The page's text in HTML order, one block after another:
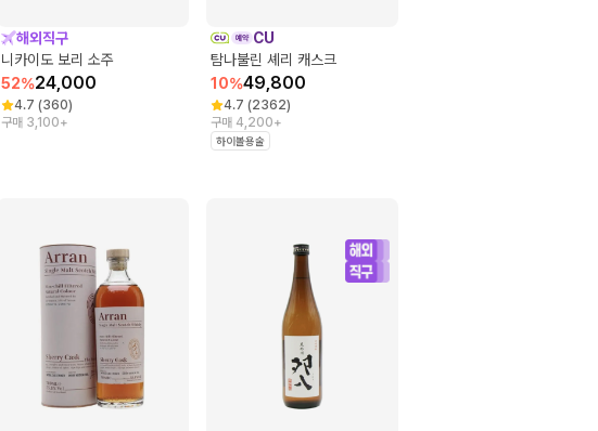
해외직구
니카이도 보리 소주
52%24,000
4.7 (360)
구매 3,100+
CU
탐나불린 셰리 캐스크
10%49,800
4.7 (2362)
구매 4,200+
하이볼용술